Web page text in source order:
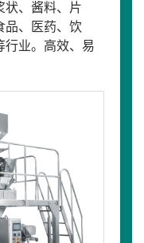
状、酱料、片
品、医药、饮
行业。高效、易